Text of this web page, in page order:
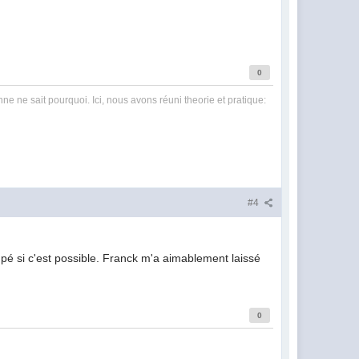
0
ne sait pourquoi. Ici, nous avons réuni theorie et pratique:
#4
si c'est possible. Franck m'a aimablement laissé
0